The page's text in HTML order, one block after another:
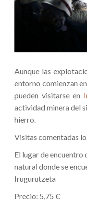
Aunque las
entorno comienzan
pueden visitarse en
actividad minera del
hierro.
Visitas comentadas
El lugar de encuentro
natural donde se
Irugurutzeta
Precio: 5,75 €